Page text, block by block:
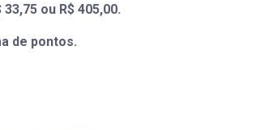
ou R$ 405,00.
de pontos.